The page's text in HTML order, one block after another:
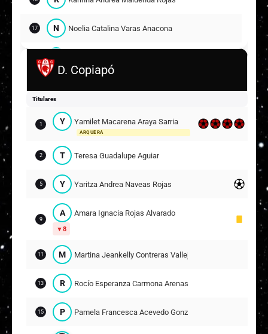
17 N Noelia Catalina Varas Anacona
20
Suplentes
ARQUERA
D Daniela Alejandra González Bordones
N Nicole Yuliza González Bordones
20
6
M María Magdalena Navarrete Navarrete
10
J Javiera Alexandra Cisternas Muñoz
D. Copiapó
Titulares
1 Y Yamilet Macarena Araya Sarria
ARQUERA
2 T Teresa Guadalupe Aguiar
5 Y Yaritza Andrea Naveas Rojas
9
A Amara Ignacia Rojas Alvarado
8
11 M Martina Jeankelly Contreras Vallejos
13 R Rocío Esperanza Carmona Arenas
15 P Pamela Francesca Acevedo González